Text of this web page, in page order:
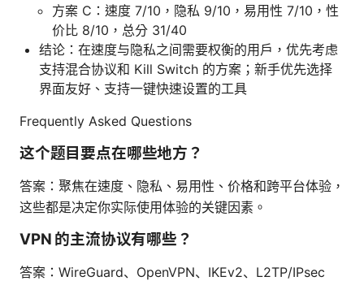
方案 C：速度 7/10，隐私 9/10，易用性 7/10，性
价比 8/10，总分 31/40
结论：在速度与隐私之间需要权衡的用户，优先考虑
支持混合协议和 Kill Switch 的方案；新手优先选择
界面友好、支持一键快速设置的工具
Frequently Asked Questions
这个题目要点在哪些地方？
答案：聚焦在速度、隐私、易用性、价格和跨平台体验，
这些都是决定你实际使用体验的关键因素。
VPN 的主流协议有哪些？
答案：WireGuard、OpenVPN、IKEv2、L2TP/IPsec